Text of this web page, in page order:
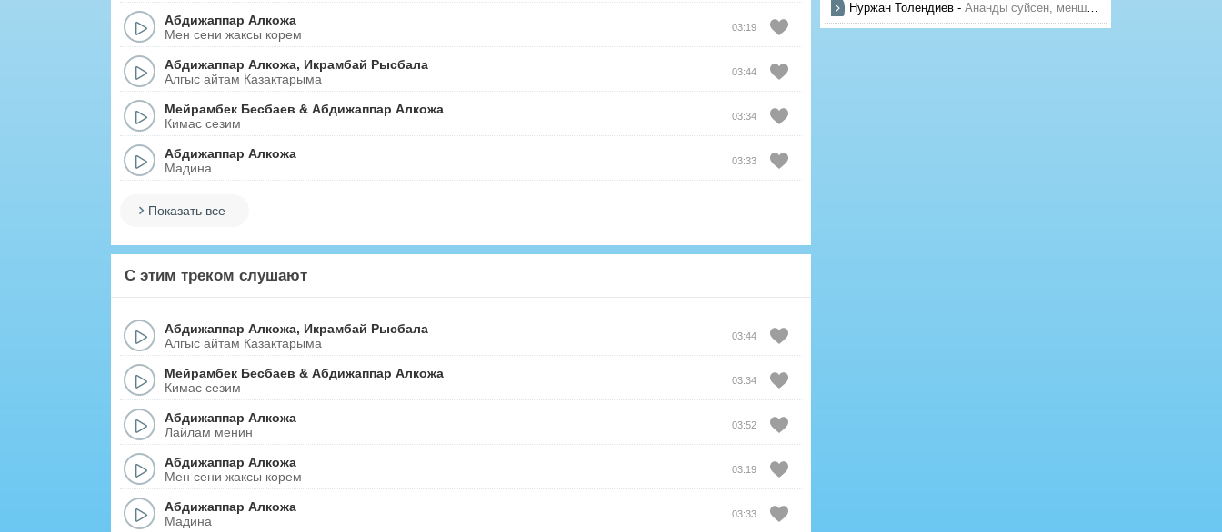
Абдижаппар Алкожа
Мен сени жаксы корем
03:19
Абдижаппар Алкожа, Икрамбай Рысбала
Алгыс айтам Казактарыма
03:44
Мейрамбек Бесбаев & Абдижаппар Алкожа
Кимас сезим
03:34
Абдижаппар Алкожа
Мадина
03:33
Показать все
С этим треком слушают
Абдижаппар Алкожа, Икрамбай Рысбала
Алгыс айтам Казактарыма
03:44
Мейрамбек Бесбаев & Абдижаппар Алкожа
Кимас сезим
03:34
Абдижаппар Алкожа
Лайлам менин
03:52
Абдижаппар Алкожа
Мен сени жаксы корем
03:19
Абдижаппар Алкожа
Мадина
03:33
Нуржан Толендиев - Ананды суйсен, менше суй